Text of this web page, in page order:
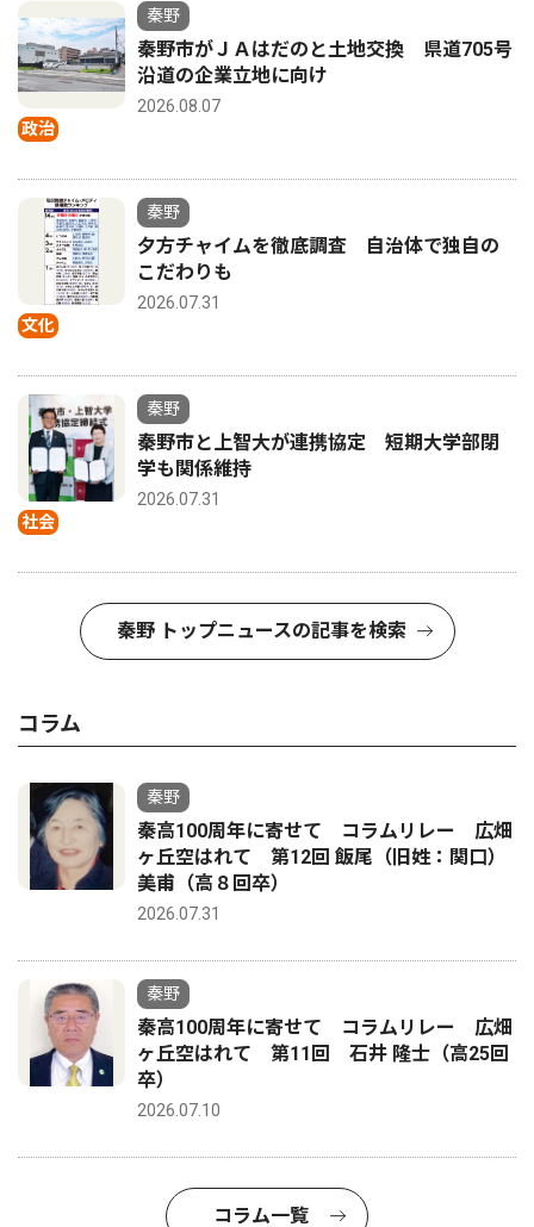
政治
秦野
秦野市がＪＡはだのと土地交換 県道705号
沿道の企業立地に向け
2026.08.07
文化
秦野
夕方チャイムを徹底調査 自治体で独自の
こだわりも
2026.07.31
社会
秦野
秦野市と上智大が連携協定 短期大学部閉
学も関係維持
2026.07.31
秦野 トップニュースの記事を検索
コラム
秦野
秦高100周年に寄せて コラムリレー 広畑
ヶ丘空はれて 第12回 飯尾（旧姓：関口）
美甫（高８回卒）
2026.07.31
秦野
秦高100周年に寄せて コラムリレー 広畑
ヶ丘空はれて 第11回 石井 隆士（高25回
卒）
2026.07.10
コラム一覧